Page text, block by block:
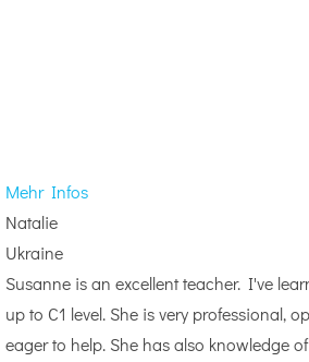
Mehr Infos
Natalie
Ukraine
Susanne is an excellent teacher. I've
up to C1 level. She is very professional,
eager to help. She has also knowledge